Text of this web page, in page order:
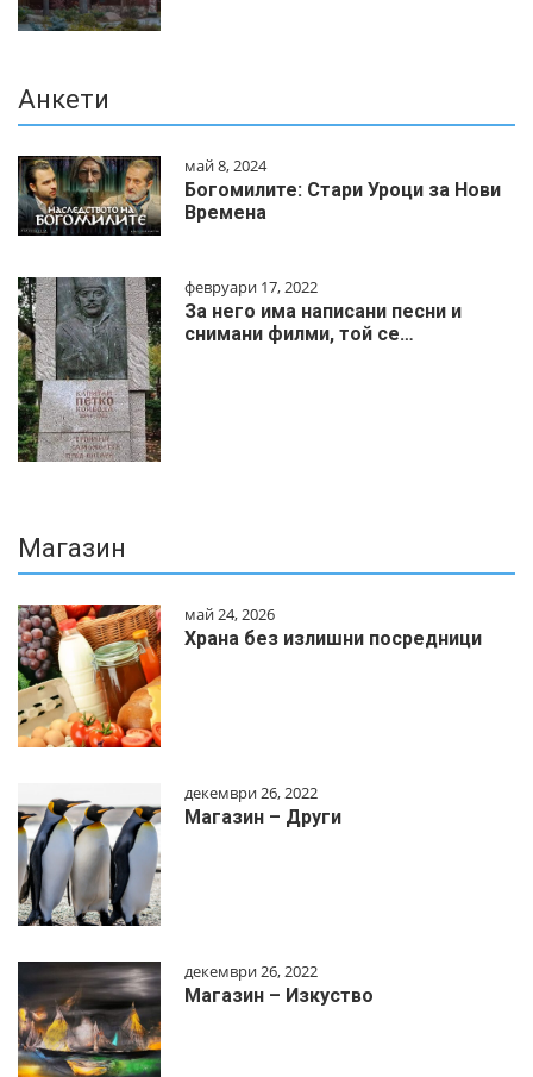
Анкети
май 8, 2024
Богомилите: Стари Уроци за Нови
Времена
февруари 17, 2022
За него има написани песни и
снимани филми, той се…
Магазин
май 24, 2026
Храна без излишни посредници
декември 26, 2022
Магазин – Други
декември 26, 2022
Магазин – Изкуство